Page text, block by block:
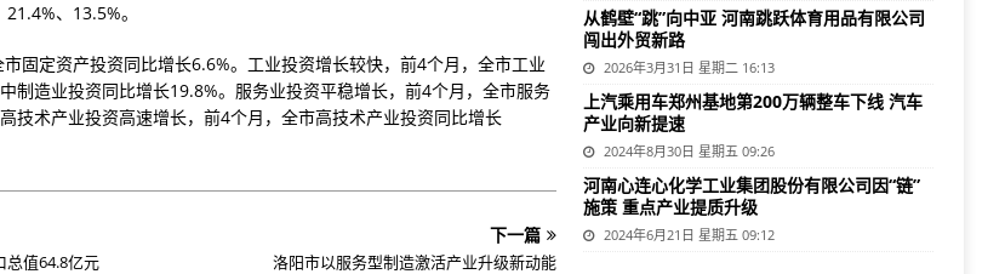
、13.5%。
固定资产投资同比增长6.6%。工业投资增长较快，前4个月，全市工业
制造业投资同比增长19.8%。服务业投资平稳增长，前4个月，全市服务
技术产业投资高速增长，前4个月，全市高技术产业投资同比增长
总值64.8亿元
下一篇
洛阳市以服务型制造激活产业升级新动能
从鹤壁“跳”向中亚 河南跳跃体育用品有限公司
闯出外贸新路
2026年3月31日 星期二 16:13
上汽乘用车郑州基地第200万辆整车下线 汽车
产业向新提速
2024年8月30日 星期五 09:26
河南心连心化学工业集团股份有限公司因“链”
施策 重点产业提质升级
2024年6月21日 星期五 09:12